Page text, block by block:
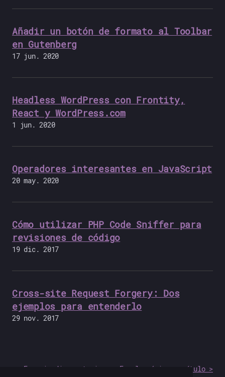
Añadir un botón de formato al Toolbar
en Gutenberg
17 jun. 2020
Headless WordPress con Frontity,
React y WordPress.com
1 jun. 2020
Operadores interesantes en JavaScript
20 may. 2020
Cómo utilizar PHP Code Sniffer para
revisiones de código
19 dic. 2017
Cross-site Request Forgery: Dos
ejemplos para entenderlo
29 nov. 2017
<- En episodios anteriores En el próximo capítulo >